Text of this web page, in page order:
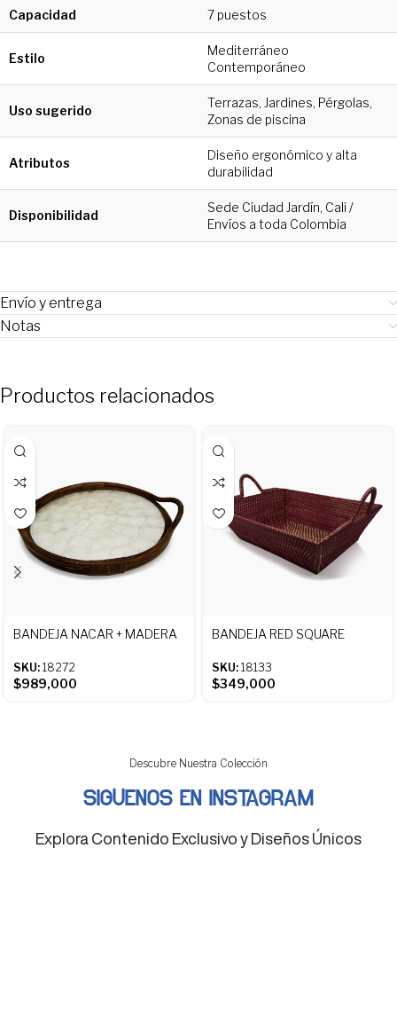
Capacidad 7 puestos
Estilo
Mediterráneo
Contemporáneo
Uso sugerido
Terrazas, Jardines, Pérgolas,
Zonas de piscina
Atributos
Diseño ergonómico y alta
durabilidad
Disponibilidad
Sede Ciudad Jardín, Cali /
Envíos a toda Colombia
Envío y entrega
Notas
Productos relacionados
BANDEJA NACAR + MADERA
SKU: 18272
$989,000
BANDEJA RED SQUARE
SKU: 18133
$349,000
Descubre Nuestra Colección
SIGUENOS EN INSTAGRAM
Explora Contenido Exclusivo y Diseños Únicos